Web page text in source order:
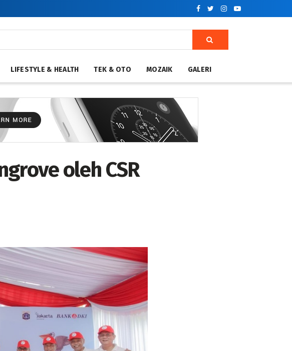
LIFESTYLE & HEALTH TEK & OTO MOZAIK GALERI
oleh CSR